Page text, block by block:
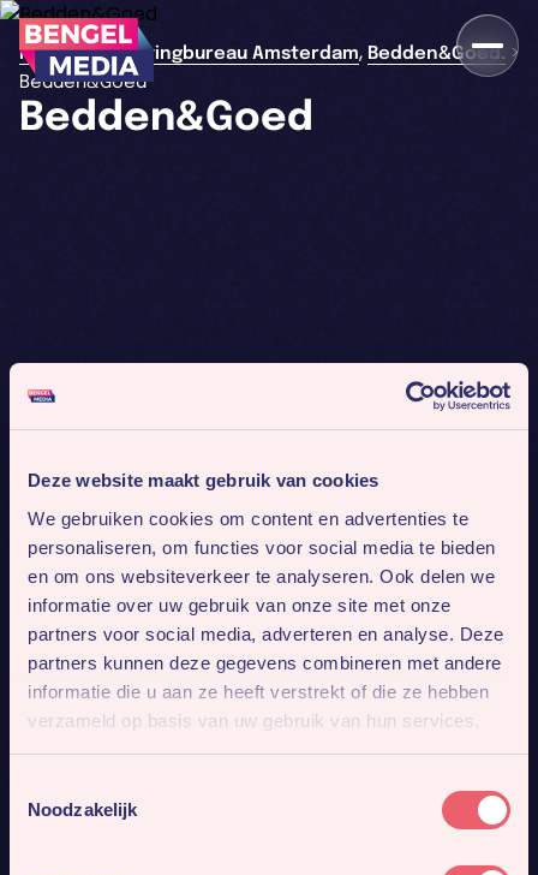
Deze website maakt gebruik van cookies
We gebruiken cookies om content en advertenties te
personaliseren, om functies voor social media te bieden
en om ons websiteverkeer te analyseren. Ook delen we
informatie over uw gebruik van onze site met onze
partners voor social media, adverteren en analyse. Deze
partners kunnen deze gegevens combineren met andere
informatie die u aan ze heeft verstrekt of die ze hebben
verzameld op basis van uw gebruik van hun services.
Noodzakelijk
Home>Marketingbureau Amsterdam, Bedden&Goed. >
Bedden&Goed
Bedden&Goed
Mis niks
Meld je aan voor onze nieuwsbrief. Dan sturen we je
4x per jaar ons nieuwste werk en gaafste cases.
Inschrijven